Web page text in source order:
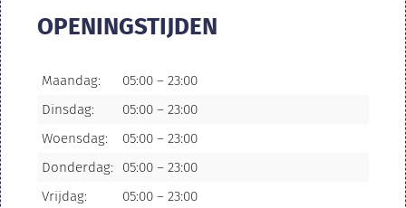
OPENINGSTIJDEN
Maandag:
05:00 – 23:00
Dinsdag:
05:00 – 23:00
Woensdag:
05:00 – 23:00
Donderdag:
05:00 – 23:00
Vrijdag:
05:00 – 23:00